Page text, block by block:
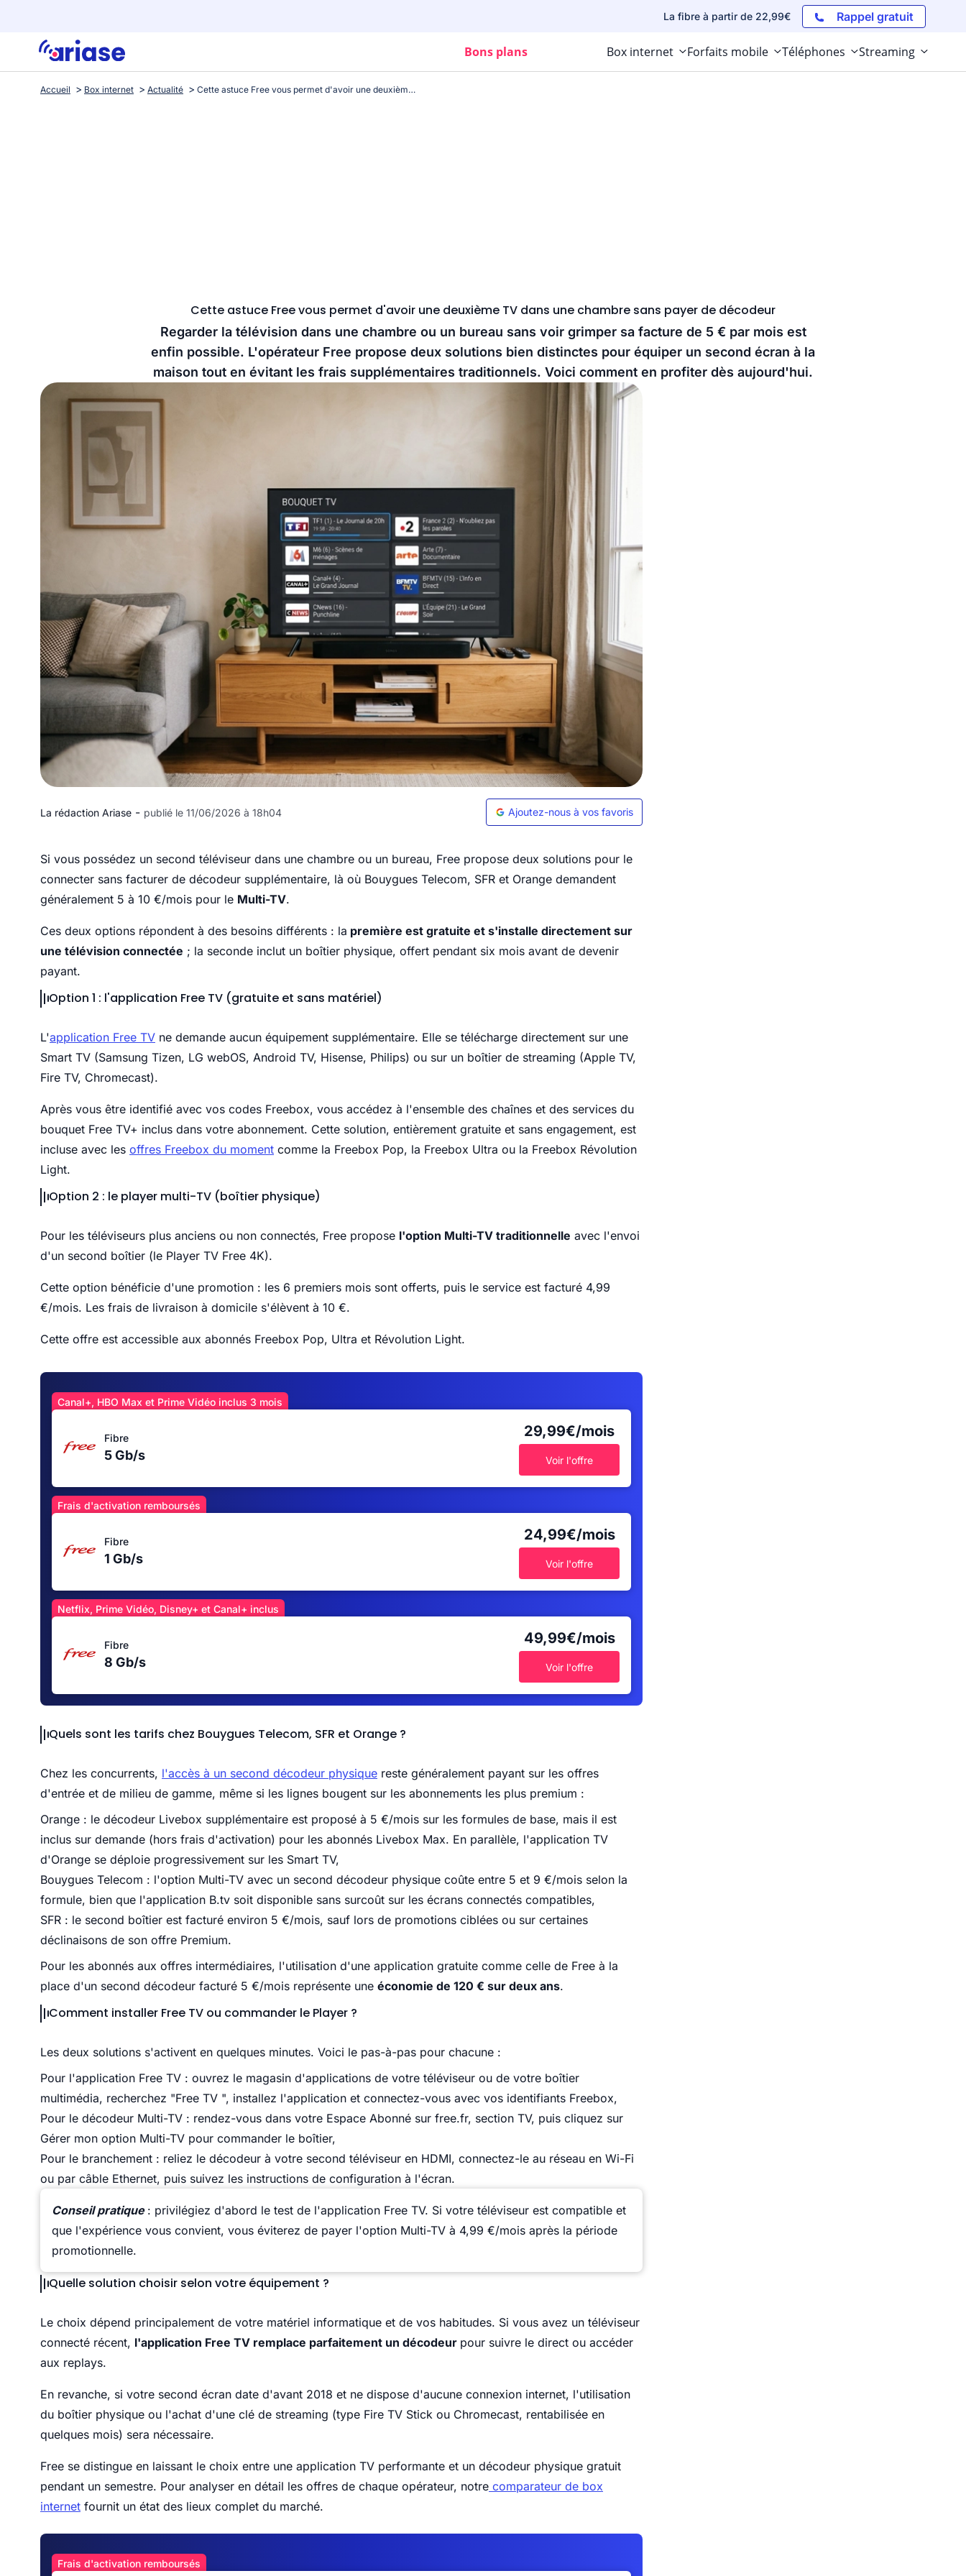
La fibre à partir de 22,99€ Rappel gratuit
Bons plans Box internet Forfaits mobile Téléphones Streaming
Accueil Box internet Actualité Cette astuce Free vous permet d'avoir une deuxième TV dans une chambre sans payer de décodeur
Cette astuce Free vous permet d'avoir une deuxième TV dans une chambre sans payer de décodeur
Regarder la télévision dans une chambre ou un bureau sans voir grimper sa facture de 5 € par mois est
enfin possible. L'opérateur Free propose deux solutions bien distinctes pour équiper un second écran à la
maison tout en évitant les frais supplémentaires traditionnels. Voici comment en profiter dès aujourd'hui.
La rédaction Ariase - publié le 11/06/2026 à 18h04 Ajoutez-nous à vos favoris
Si vous possédez un second téléviseur dans une chambre ou un bureau, Free propose deux solutions pour le
connecter sans facturer de décodeur supplémentaire, là où Bouygues Telecom, SFR et Orange demandent
généralement 5 à 10 €/mois pour le Multi-TV.
Ces deux options répondent à des besoins différents : la première est gratuite et s'installe directement sur
une télévision connectée ; la seconde inclut un boîtier physique, offert pendant six mois avant de devenir
payant.
Option 1 : l'application Free TV (gratuite et sans matériel)
L'application Free TV ne demande aucun équipement supplémentaire. Elle se télécharge directement sur une
Smart TV (Samsung Tizen, LG webOS, Android TV, Hisense, Philips) ou sur un boîtier de streaming (Apple TV,
Fire TV, Chromecast).
Après vous être identifié avec vos codes Freebox, vous accédez à l'ensemble des chaînes et des services du
bouquet Free TV+ inclus dans votre abonnement. Cette solution, entièrement gratuite et sans engagement, est
incluse avec les offres Freebox du moment comme la Freebox Pop, la Freebox Ultra ou la Freebox Révolution
Light.
Option 2 : le player multi-TV (boîtier physique)
Pour les téléviseurs plus anciens ou non connectés, Free propose l'option Multi-TV traditionnelle avec l'envoi
d'un second boîtier (le Player TV Free 4K).
Cette option bénéficie d'une promotion : les 6 premiers mois sont offerts, puis le service est facturé 4,99
€/mois. Les frais de livraison à domicile s'élèvent à 10 €.
Cette offre est accessible aux abonnés Freebox Pop, Ultra et Révolution Light.
Canal+, HBO Max et Prime Vidéo inclus 3 mois
Fibre
5 Gb/s
29,99€/mois
Voir l'offre
Frais d'activation remboursés
Fibre
1 Gb/s
24,99€/mois
Voir l'offre
Netflix, Prime Vidéo, Disney+ et Canal+ inclus
Fibre
8 Gb/s
49,99€/mois
Voir l'offre
Quels sont les tarifs chez Bouygues Telecom, SFR et Orange ?
Chez les concurrents, l'accès à un second décodeur physique reste généralement payant sur les offres
d'entrée et de milieu de gamme, même si les lignes bougent sur les abonnements les plus premium :
Orange : le décodeur Livebox supplémentaire est proposé à 5 €/mois sur les formules de base, mais il est
inclus sur demande (hors frais d'activation) pour les abonnés Livebox Max. En parallèle, l'application TV
d'Orange se déploie progressivement sur les Smart TV,
Bouygues Telecom : l'option Multi-TV avec un second décodeur physique coûte entre 5 et 9 €/mois selon la
formule, bien que l'application B.tv soit disponible sans surcoût sur les écrans connectés compatibles,
SFR : le second boîtier est facturé environ 5 €/mois, sauf lors de promotions ciblées ou sur certaines
déclinaisons de son offre Premium.
Pour les abonnés aux offres intermédiaires, l'utilisation d'une application gratuite comme celle de Free à la
place d'un second décodeur facturé 5 €/mois représente une économie de 120 € sur deux ans.
Comment installer Free TV ou commander le Player ?
Les deux solutions s'activent en quelques minutes. Voici le pas-à-pas pour chacune :
Pour l'application Free TV : ouvrez le magasin d'applications de votre téléviseur ou de votre boîtier
multimédia, recherchez "Free TV ", installez l'application et connectez-vous avec vos identifiants Freebox,
Pour le décodeur Multi-TV : rendez-vous dans votre Espace Abonné sur free.fr, section TV, puis cliquez sur
Gérer mon option Multi-TV pour commander le boîtier,
Pour le branchement : reliez le décodeur à votre second téléviseur en HDMI, connectez-le au réseau en Wi-Fi
ou par câble Ethernet, puis suivez les instructions de configuration à l'écran.
Conseil pratique : privilégiez d'abord le test de l'application Free TV. Si votre téléviseur est compatible et
que l'expérience vous convient, vous éviterez de payer l'option Multi-TV à 4,99 €/mois après la période
promotionnelle.
Quelle solution choisir selon votre équipement ?
Le choix dépend principalement de votre matériel informatique et de vos habitudes. Si vous avez un téléviseur
connecté récent, l'application Free TV remplace parfaitement un décodeur pour suivre le direct ou accéder
aux replays.
En revanche, si votre second écran date d'avant 2018 et ne dispose d'aucune connexion internet, l'utilisation
du boîtier physique ou l'achat d'une clé de streaming (type Fire TV Stick ou Chromecast, rentabilisée en
quelques mois) sera nécessaire.
Free se distingue en laissant le choix entre une application TV performante et un décodeur physique gratuit
pendant un semestre. Pour analyser en détail les offres de chaque opérateur, notre comparateur de box
internet fournit un état des lieux complet du marché.
Frais d'activation remboursés